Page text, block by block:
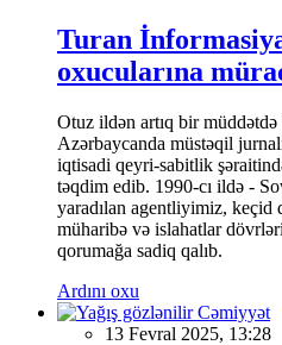
Turan
oxucularına
Otuz ildən artıq bir
Azərbaycanda müstəqil
iqtisadi qeyri-sabitlik
təqdim edib. 1990-cı ildə -
yaradılan agentliyimiz,
müharibə və islahatlar
qorumağa sadiq qalıb.
Ardını oxu
Cəmiyyət
13 Fevral 2025, 13:28